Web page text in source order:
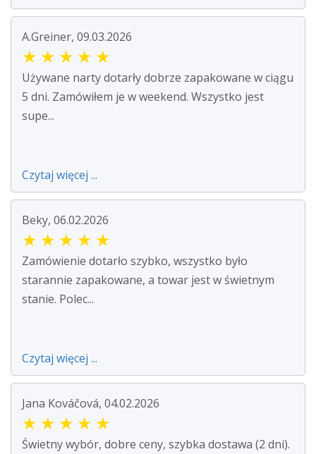
A.Greiner, 09.03.2026
★ ★ ★ ★ ★
Używane narty dotarły dobrze zapakowane w ciągu
5 dni. Zamówiłem je w weekend. Wszystko jest
supe...
Czytaj więcej ...
Beky, 06.02.2026
★ ★ ★ ★ ★
Zamówienie dotarło szybko, wszystko było
starannie zapakowane, a towar jest w świetnym
stanie. Polec...
Czytaj więcej ...
Jana Kováčová, 04.02.2026
★ ★ ★ ★ ★
Świetny wybór, dobre ceny, szybka dostawa (2 dni).